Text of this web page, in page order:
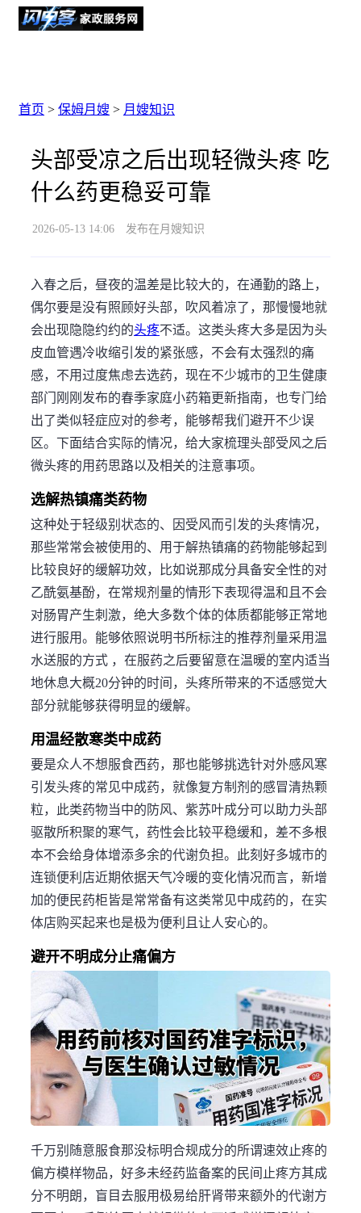
首页 > 保姆月嫂 > 月嫂知识
头部受凉之后出现轻微头疼 吃
什么药更稳妥可靠
2026-05-13 14:06 发布在月嫂知识
入春之后，昼夜的温差是比较大的，在通勤的路上，
偶尔要是没有照顾好头部，吹风着凉了，那慢慢地就
会出现隐隐约约的头疼不适。这类头疼大多是因为头
皮血管遇冷收缩引发的紧张感，不会有太强烈的痛
感，不用过度焦虑去选药，现在不少城市的卫生健康
部门刚刚发布的春季家庭小药箱更新指南，也专门给
出了类似轻症应对的参考，能够帮我们避开不少误
区。下面结合实际的情况，给大家梳理头部受风之后
微头疼的用药思路以及相关的注意事项。
选解热镇痛类药物
这种处于轻级别状态的、因受风而引发的头疼情况，
那些常常会被使用的、用于解热镇痛的药物能够起到
比较良好的缓解功效，比如说那成分具备安全性的对
乙酰氨基酚，在常规剂量的情形下表现得温和且不会
对肠胃产生刺激，绝大多数个体的体质都能够正常地
进行服用。能够依照说明书所标注的推荐剂量采用温
水送服的方式 ，在服药之后要留意在温暖的室内适当
地休息大概20分钟的时间，头疼所带来的不适感觉大
部分就能够获得明显的缓解。
用温经散寒类中成药
要是众人不想服食西药，那也能够挑选针对外感风寒
引发头疼的常见中成药，就像复方制剂的感冒清热颗
粒，此类药物当中的防风、紫苏叶成分可以助力头部
驱散所积聚的寒气，药性会比较平稳缓和，差不多根
本不会给身体增添多余的代谢负担。此刻好多城市的
连锁便利店近期依据天气冷暖的变化情况而言，新增
加的便民药柜皆是常常备有这类常见中成药的，在实
体店购买起来也是极为便利且让人安心的。
避开不明成分止痛偏方
千万别随意服食那没标明合规成分的所谓速效止疼的
偏方模样物品，好多未经药监备案的民间止疼方其成
分不明朗，盲目去服用极易给肝肾带来额外的代谢方